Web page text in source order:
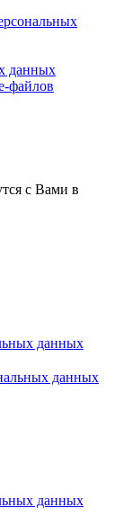
данных
файлов
с Вами в
данных
данных
данных